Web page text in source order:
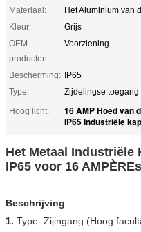
Materiaal:
Het Aluminium van
Kleur:
Grijs
OEM-
producten:
Voorziening
Bescherming: IP65
Type:
Zijdelingse toegang
Hoog licht:
16 AMP Hoed van
IP65 Industriële
Het Metaal Industriële
IP65 voor 16
Beschrijving
1. Type: Zijingang (Hoog